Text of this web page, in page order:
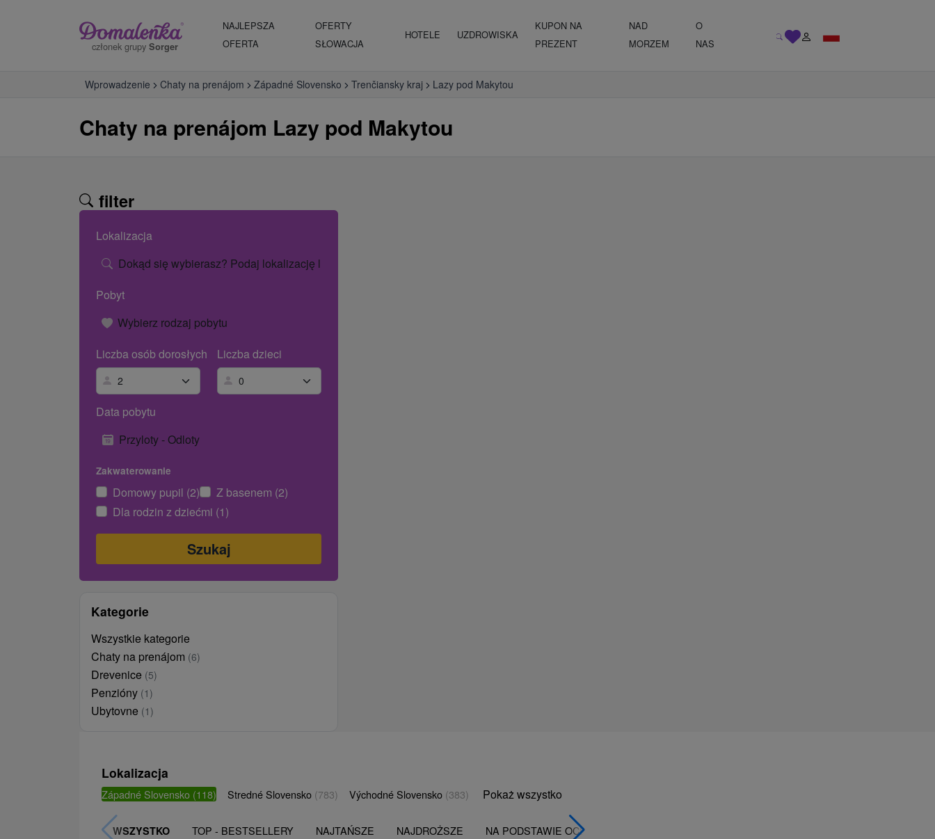
członek grupy Sorger
NAJLEPSZA
OFERTA
OFERTY
SŁOWACJA
HOTELE UZDROWISKA
KUPON NA
PREZENT
NAD
MORZEM
O
NAS
Wprowadzenie Chaty na prenájom Západné Slovensko Trenčiansky kraj Lazy pod Makytou
Chaty na prenájom Lazy pod Makytou
filter
Lokalizacja
Dokąd się wybierasz? Podaj lokalizację lub nazwę hotelu.
Pobyt
Wybierz rodzaj pobytu
Liczba osób dorosłych
Liczba dzieci
Data pobytu
Przyloty - Odloty
Zakwaterowanie
Domowy pupil (2)
Z basenem (2)
Dla rodzin z dziećmi (1)
Kategorie
Wszystkie kategorie
Chaty na prenájom (6)
Drevenice (5)
Penzióny (1)
Ubytovne (1)
Lokalizacja
Západné Slovensko (118) Stredné Slovensko (783) Východné Slovensko (383) Pokaż wszystko
WSZYSTKO TOP - BESTSELLERY NAJTAŃSZE NAJDROŻSZE NA PODSTAWIE OCENY